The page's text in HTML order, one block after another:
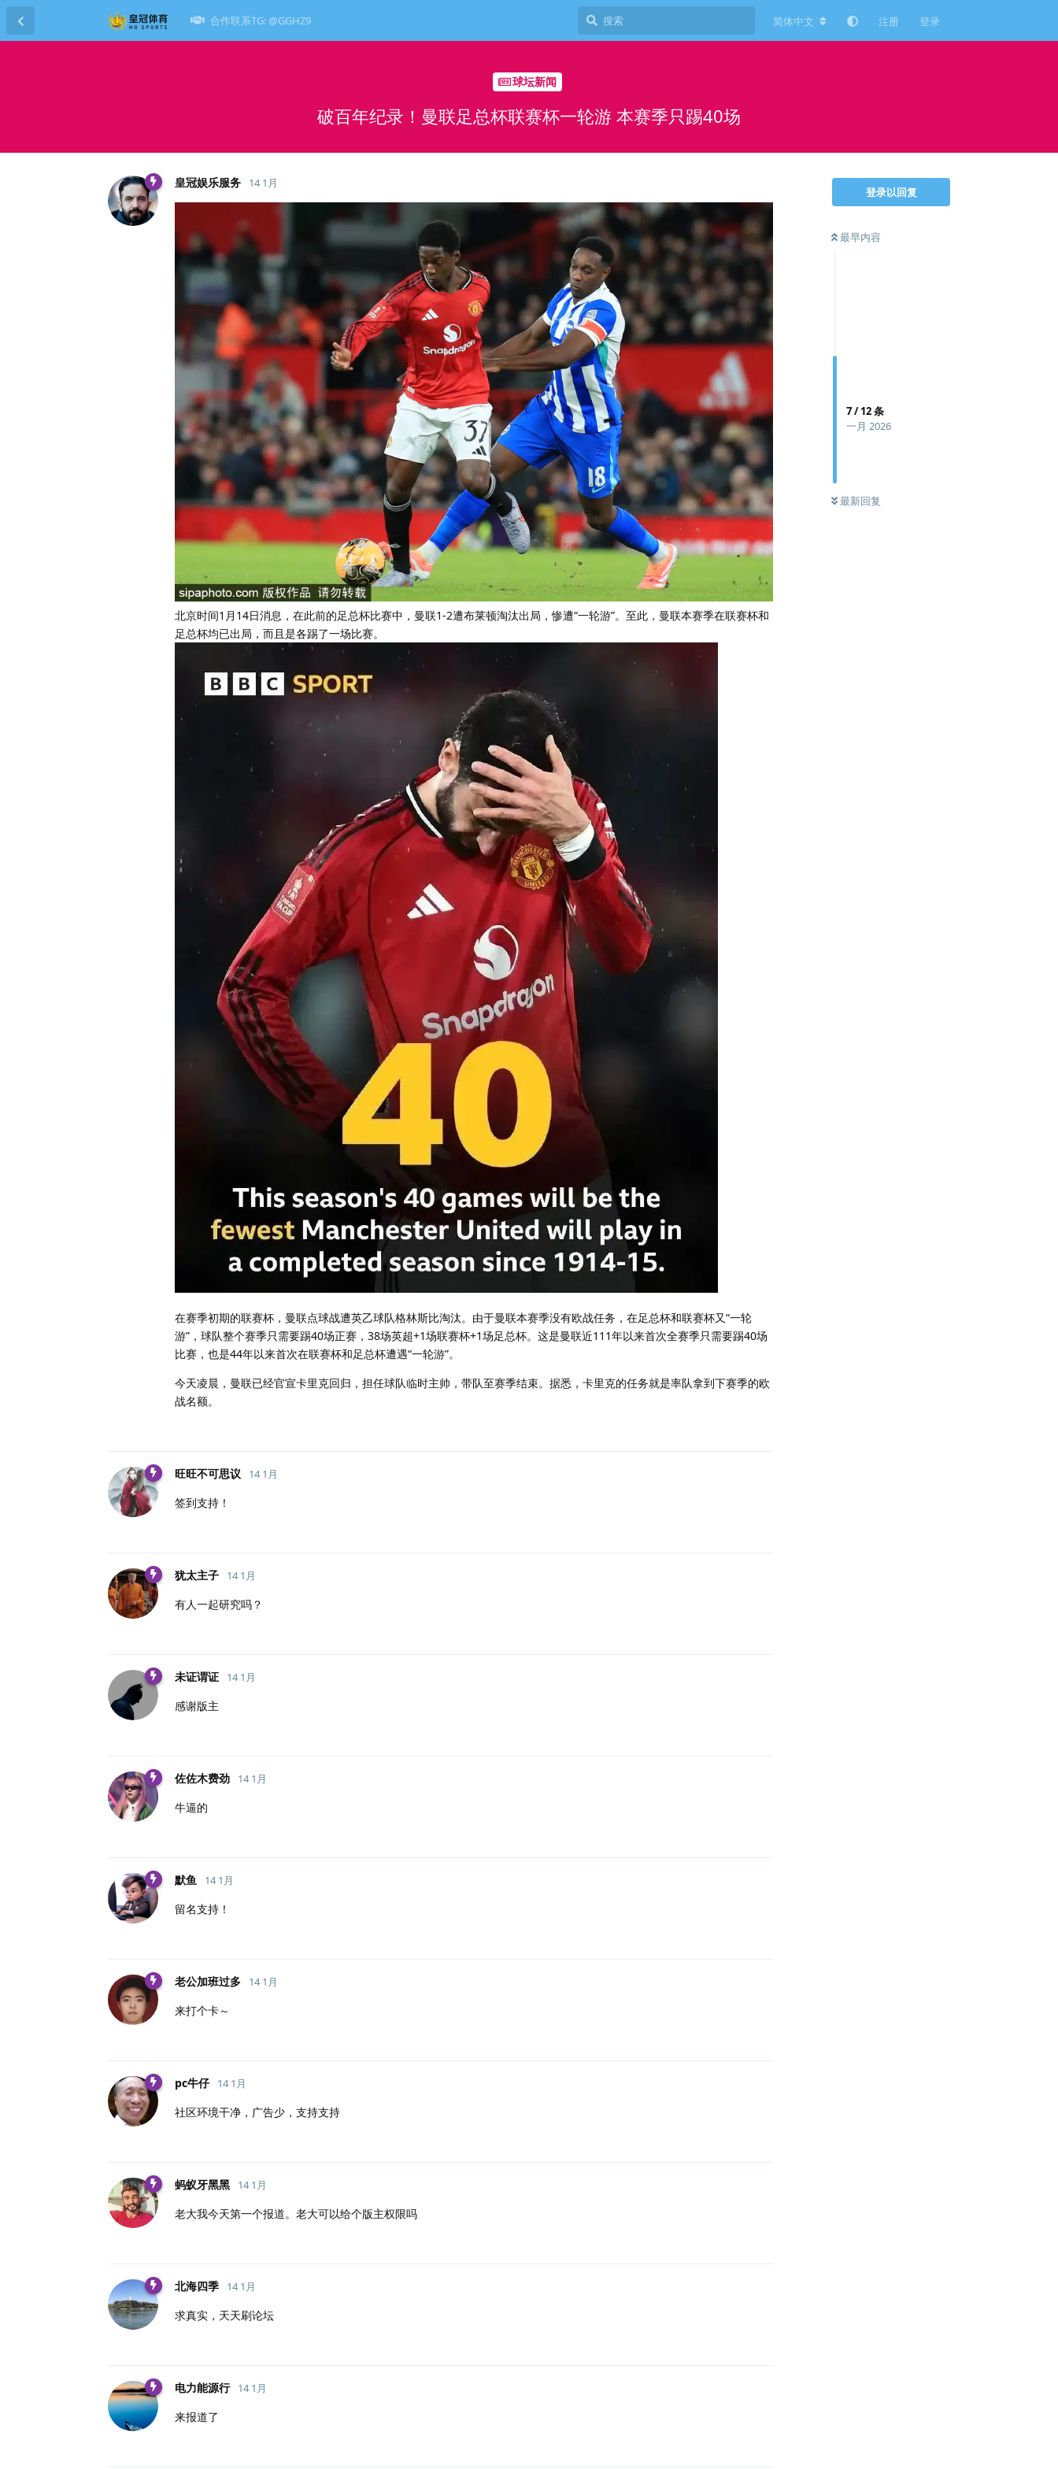
合作联系TG: @GGHZ9 简体中文 注册 登录
球坛新闻
破百年纪录！曼联足总杯联赛杯一轮游 本赛季只踢40场
登录以回复
最早内容
7/12条
一月 2026
最新回复
皇冠娱乐服务 14 1月
北京时间1月14日消息，在此前的足总杯比赛中，曼联1-2遭布莱顿淘汰出局，惨遭“一轮游”。至此，曼联本赛季在联赛杯和
足总杯均已出局，而且是各踢了一场比赛。
在赛季初期的联赛杯，曼联点球战遭英乙球队格林斯比淘汰。由于曼联本赛季没有欧战任务，在足总杯和联赛杯又“一轮
游”，球队整个赛季只需要踢40场正赛，38场英超+1场联赛杯+1场足总杯。这是曼联近111年以来首次全赛季只需要踢40场
比赛，也是44年以来首次在联赛杯和足总杯遭遇“一轮游”。
今天凌晨，曼联已经官宣卡里克回归，担任球队临时主帅，带队至赛季结束。据悉，卡里克的任务就是率队拿到下赛季的欧
战名额。
旺旺不可思议 14 1月
签到支持！
犹太主子 14 1月
有人一起研究吗？
未证谓证 14 1月
感谢版主
佐佐木费劲 14 1月
牛逼的
默鱼 14 1月
留名支持！
老公加班过多 14 1月
来打个卡～
pc牛仔 14 1月
社区环境干净，广告少，支持支持
蚂蚁牙黑黑 14 1月
老大我今天第一个报道。老大可以给个版主权限吗
北海四季 14 1月
求真实，天天刷论坛
电力能源行 14 1月
来报道了